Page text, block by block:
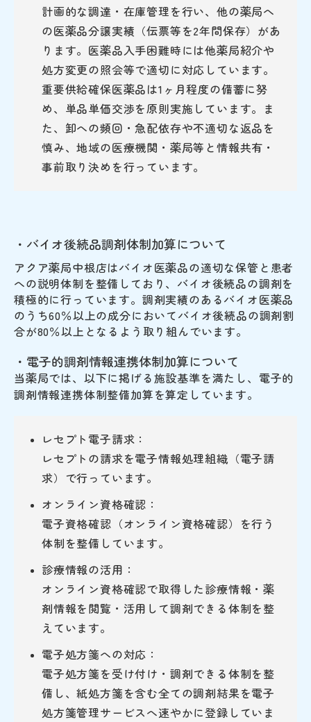
計画的な調達・在庫管理を行い、他の薬局へ
の医薬品分譲実績（伝票等を2年間保存）があ
ります。医薬品入手困難時には他薬局紹介や
処方変更の照会等で適切に対応しています。
重要供給確保医薬品は1ヶ月程度の備蓄に努
め、単品単価交渉を原則実施しています。ま
た、卸への頻回・急配依存や不適切な返品を
慎み、地域の医療機関・薬局等と情報共有・
事前取り決めを行っています。
・バイオ後続品調剤体制加算について
アクア薬局中根店はバイオ医薬品の適切な保管と患者
への説明体制を整備しており、バイオ後続品の調剤を
積極的に行っています。調剤実績のあるバイオ医薬品
のうち60％以上の成分においてバイオ後続品の調剤割
合が80％以上となるよう取り組んでいます。
・電子的調剤情報連携体制加算について
当薬局では、以下に掲げる施設基準を満たし、電子的
調剤情報連携体制整備加算を算定しています。
レセプト電子請求：
レセプトの請求を電子情報処理組織（電子請
求）で行っています。
オンライン資格確認：
電子資格確認（オンライン資格確認）を行う
体制を整備しています。
診療情報の活用：
オンライン資格確認で取得した診療情報・薬
剤情報を閲覧・活用して調剤できる体制を整
えています。
電子処方箋への対応：
電子処方箋を受け付け・調剤できる体制を整
備し、紙処方箋を含む全ての調剤結果を電子
処方箋管理サービスへ速やかに登録していま